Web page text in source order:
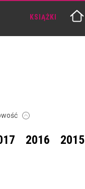
KSIĄŻKI
2016 2015